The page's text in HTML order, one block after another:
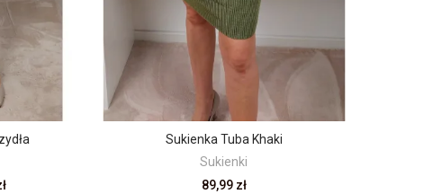
Sukienka Tuba Khaki
Sukienki
89,99 zł